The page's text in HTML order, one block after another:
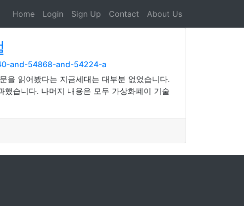
Home Login Sign Up Contact About Us
and-54868-and-54224-a
을 읽어봤다는 지금세대는 대부분 없었습니다.
습니다. 나머지 내용은 모두 가상화폐이 기술